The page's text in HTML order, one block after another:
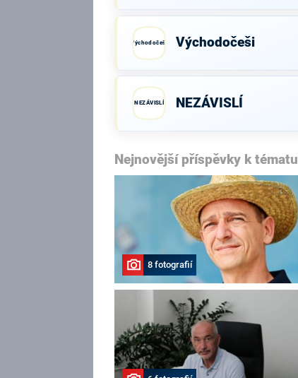
Východočeši Východočeši
NEZÁVISLÍ NEZÁVISLÍ
Nejnovější příspěvky k tématu
8 fotografií